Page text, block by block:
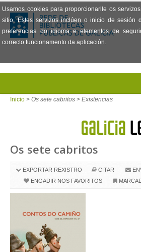
Usamos cookies para proporcionarlle os
sitio. Estes servizos inclúen o inicio de sesión
preferencias do idioma e elementos de
correcto funcionamento da aplicación.
INICIO
VISIONADO DE PELÍCULAS
Inicio > Os sete cabritos > Existencias
Os sete cabritos
CITAR
EXPORTAR REXISTRO
ENGADIR NOS FAVORITOS